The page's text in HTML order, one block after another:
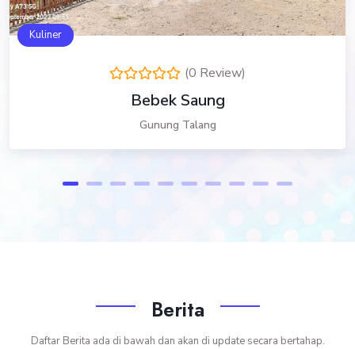
Kuliner
(0 Review)
Bebek Saung
Gunung Talang
Berita
Daftar Berita ada di bawah dan akan di update secara bertahap.